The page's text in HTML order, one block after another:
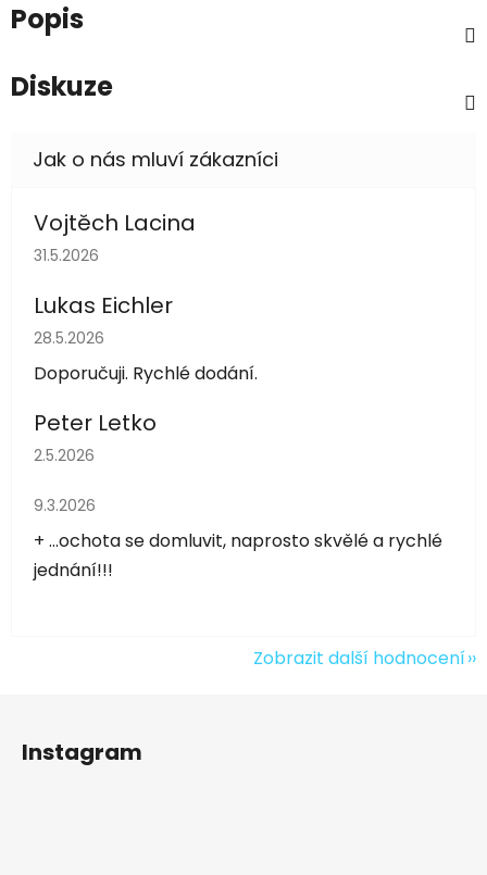
Popis
Diskuze
Vojtěch Lacina
Hodnocení obchodu je 5 z 5 hvězdiček.
31.5.2026
Lukas Eichler
Hodnocení obchodu je 5 z 5 hvězdiček.
28.5.2026
Doporučuji. Rychlé dodání.
Peter Letko
Hodnocení obchodu je 5 z 5 hvězdiček.
2.5.2026
Hodnocení obchodu je 5 z 5 hvězdiček.
9.3.2026
+ ...ochota se domluvit, naprosto skvělé a rychlé
jednání!!!
Zobrazit další hodnocení
Instagram